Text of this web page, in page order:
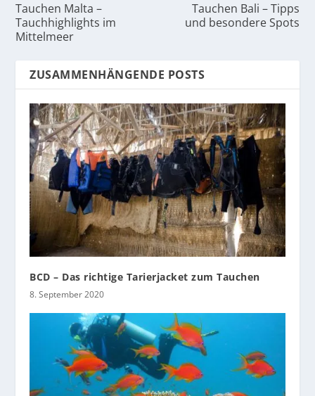
Tauchen Malta –
Tauchhighlights im
Mittelmeer
Tauchen Bali – Tipps
und besondere Spots
ZUSAMMENHÄNGENDE POSTS
BCD – Das richtige Tarierjacket zum Tauchen
8. September 2020